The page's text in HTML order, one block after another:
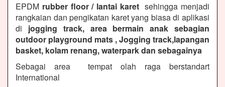
EPDM rubber floor / lantai karetsehingga menjadi
rangkaian dan pengikatan karet yang biasa di aplikasi
di jogging track, area bermain anak sebagian
outdoor playground mats , Jogging track,lapangan
basket, kolam renang, waterpark dan sebagainya
Sebagai area tempat olah raga berstandart
International